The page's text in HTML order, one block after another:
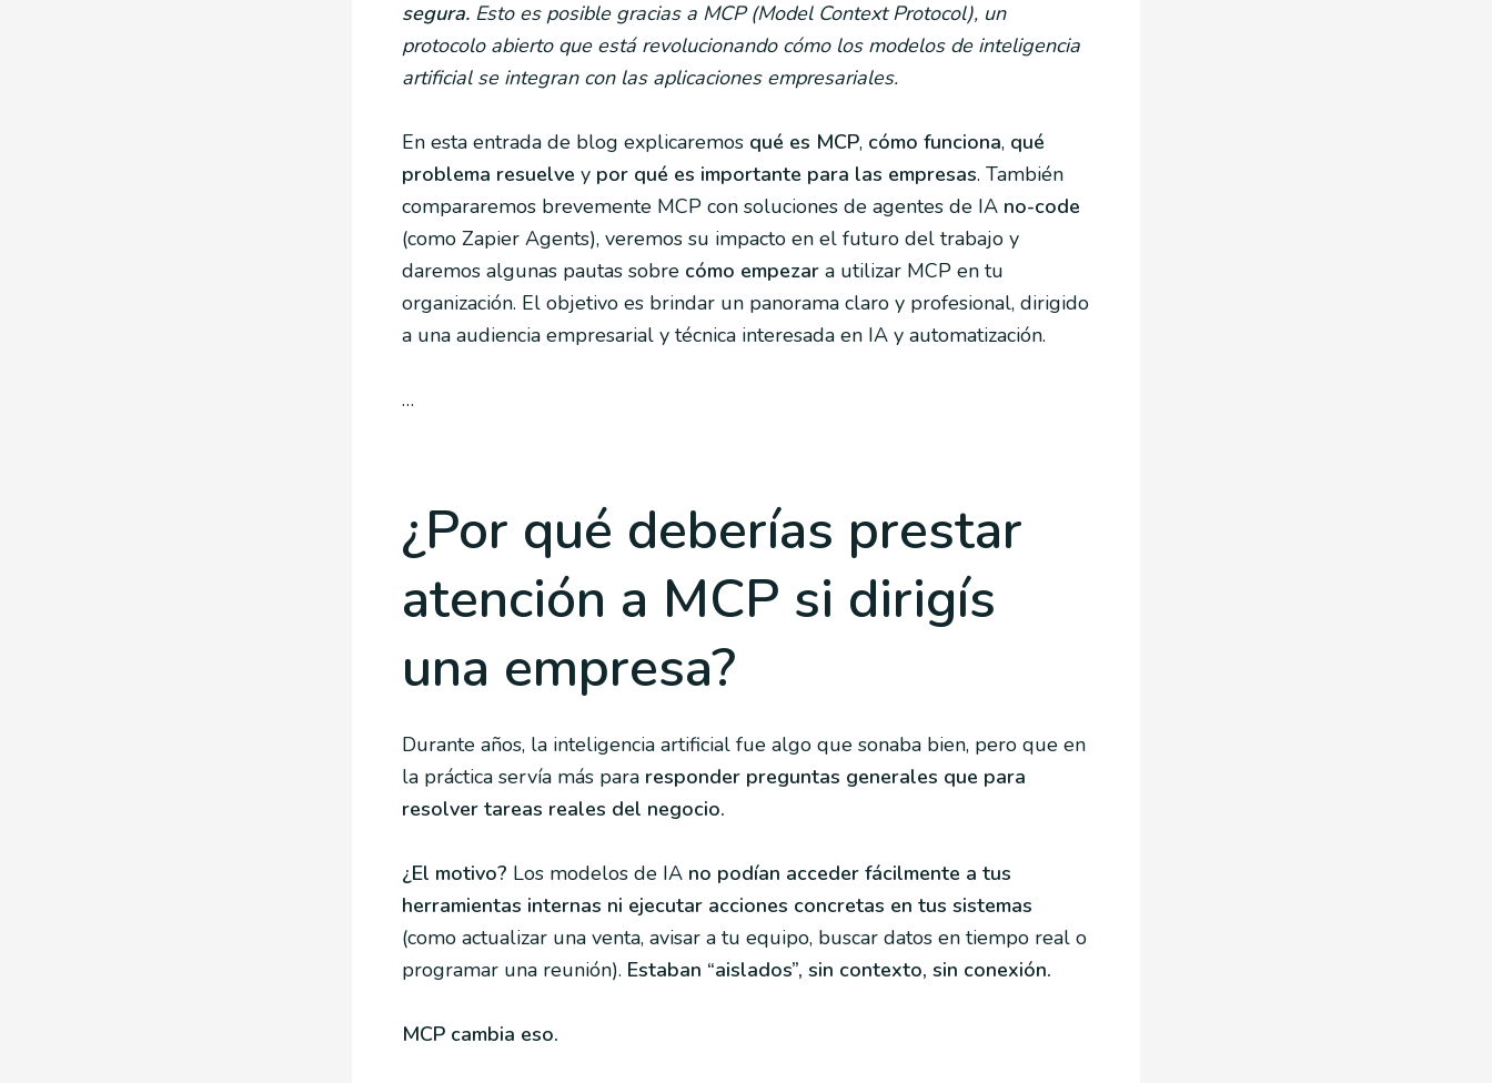
segura. Esto es posible gracias a MCP (Model Context Protocol), un
protocolo abierto que está revolucionando cómo los modelos de inteligencia
artificial se integran con las aplicaciones empresariales.
En esta entrada de blog explicaremos qué es MCP, cómo funciona, qué
problema resuelve y por qué es importante para las empresas. También
compararemos brevemente MCP con soluciones de agentes de IA no-code
(como Zapier Agents), veremos su impacto en el futuro del trabajo y
daremos algunas pautas sobre cómo empezar a utilizar MCP en tu
organización. El objetivo es brindar un panorama claro y profesional, dirigido
a una audiencia empresarial y técnica interesada en IA y automatización.
…
¿Por qué deberías prestar
atención a MCP si dirigís
una empresa?
Durante años, la inteligencia artificial fue algo que sonaba bien, pero que en
la práctica servía más para responder preguntas generales que para
resolver tareas reales del negocio.
¿El motivo? Los modelos de IA no podían acceder fácilmente a tus
herramientas internas ni ejecutar acciones concretas en tus sistemas
(como actualizar una venta, avisar a tu equipo, buscar datos en tiempo real o
programar una reunión). Estaban “aislados”, sin contexto, sin conexión.
MCP cambia eso.